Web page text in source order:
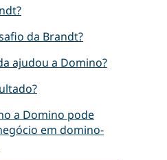
da Brandt?
ajudou a Domino?
a Domino pode
em domino-